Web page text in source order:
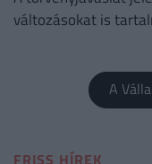
változásokat is
A